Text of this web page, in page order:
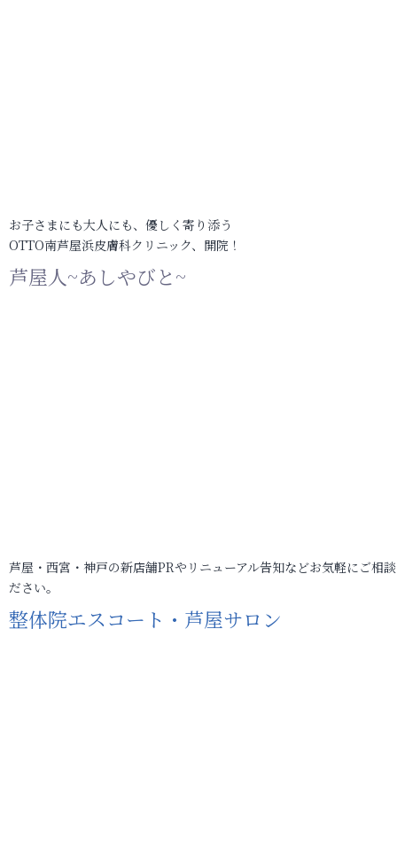
お子さまにも大人にも、優しく寄り添う
OTTO南芦屋浜皮膚科クリニック、開院！
芦屋人~あしやびと~
芦屋・西宮・神戸の新店舗PRやリニューアル告知などお気軽にご相
ださい。
整体院エスコート・芦屋サロン